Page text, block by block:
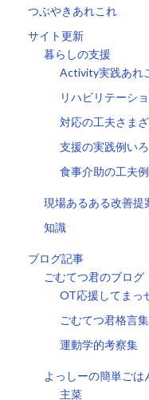
つぶやきあれこれ
サイト更新
暮らしの支援
Activity実践あれ
リハビリテーシ
対応の工夫さま
支援の実践例い
食事介助の工夫例
現場あるある改善提
知識
ブログ記事
ごむてつ君のブログ
OT応援してまっ
ごむてつ君格言集
運動学的考察集
よっしーの簡単ごは
主菜